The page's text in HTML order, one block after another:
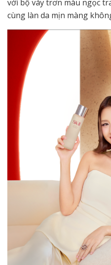
với bộ váy trơn màu ngọc
cùng làn da mịn màng